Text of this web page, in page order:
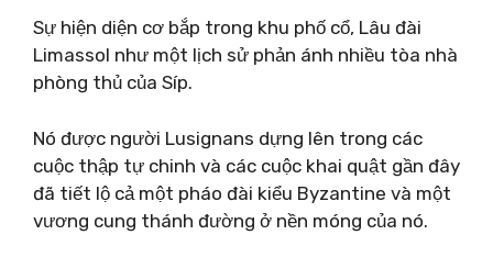
Sự hiện diện cơ bắp trong khu phố cổ, Lâu đài
Limassol như một lịch sử phản ánh nhiều tòa nhà
phòng thủ của Síp.
Nó được người Lusignans dựng lên trong các
cuộc thập tự chinh và các cuộc khai quật gần đây
đã tiết lộ cả một pháo đài kiểu Byzantine và một
vương cung thánh đường ở nền móng của nó.